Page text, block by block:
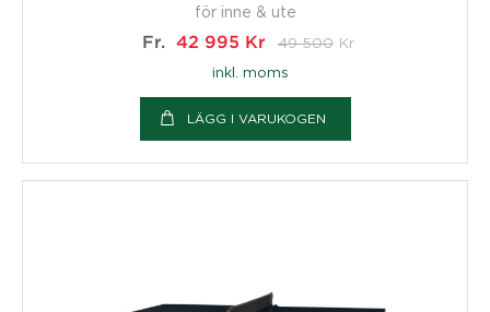
för inne & ute
Fr.
42 995 Kr 49 500 Kr
inkl. moms
LÄGG I VARUKOGEN